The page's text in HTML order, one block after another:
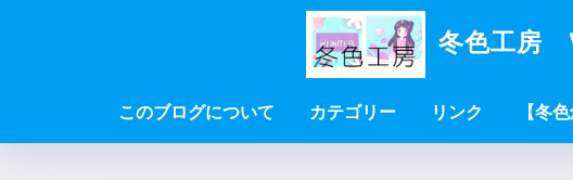
冬色工房
このブログについて カテゴリー リンク 【冬